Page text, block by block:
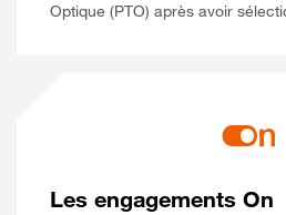
Optique (PTO) après avoir
Les engagements On